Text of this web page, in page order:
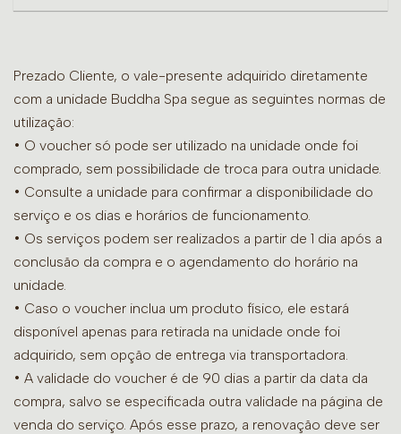
Prezado Cliente, o vale-presente adquirido diretamente
com a unidade Buddha Spa segue as seguintes normas de
utilização:
• O voucher só pode ser utilizado na unidade onde foi
comprado, sem possibilidade de troca para outra unidade.
• Consulte a unidade para confirmar a disponibilidade do
serviço e os dias e horários de funcionamento.
• Os serviços podem ser realizados a partir de 1 dia após a
conclusão da compra e o agendamento do horário na
unidade.
• Caso o voucher inclua um produto físico, ele estará
disponível apenas para retirada na unidade onde foi
adquirido, sem opção de entrega via transportadora.
• A validade do voucher é de 90 dias a partir da data da
compra, salvo se especificada outra validade na página de
venda do serviço. Após esse prazo, a renovação deve ser